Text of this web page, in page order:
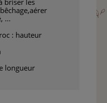
briser les
...
: hauteur
longueur